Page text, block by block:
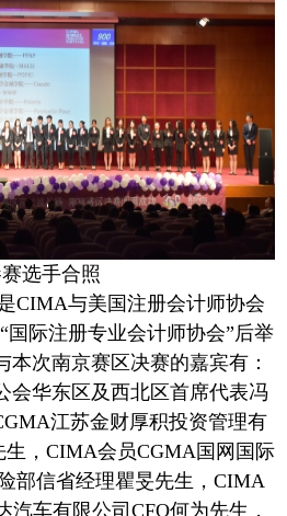
选手合照
与美国注册会计师协会
国际注册专业会计师协会”后举
本次南京赛区决赛的嘉宾有：
会华东区及西北区首席代表冯
江苏金财厚积投资管理有
生，CIMA会员CGMA国网国际
部信省经理瞿旻先生，CIMA
汽车有限公司CFO何为先生，